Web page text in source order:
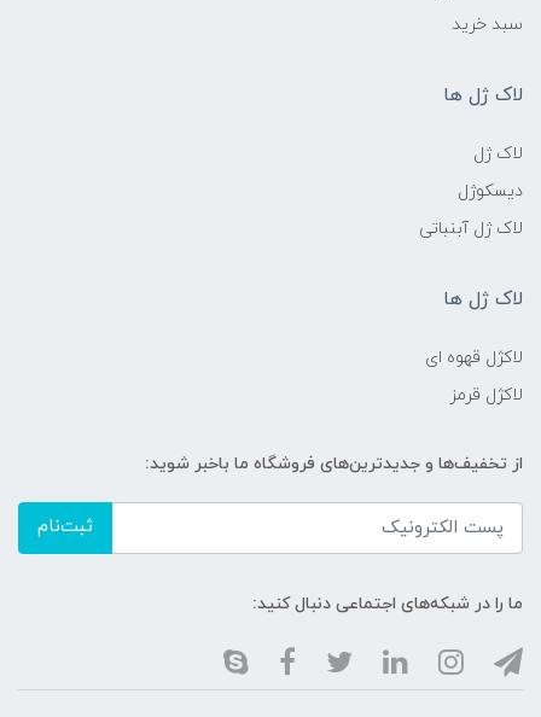
سبد خرید
لاک ژل ها
لاک ژل
دیسکوژل
لاک ژل آبنباتی
لاک ژل ها
لاکژل قهوه ای
لاکژل قرمز
از تخفیف‌ها و جدیدترین‌های فروشگاه ما باخبر شوید:
ثبت‌نام
ما را در شبکه‌های اجتماعی دنبال کنید: